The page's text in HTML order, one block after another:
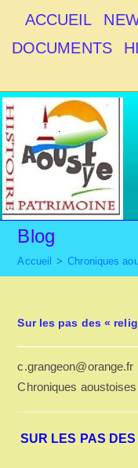
content
ACCUEIL
DOCUMENTS
Blog
Accueil > Chroniques
Sur les pas des «
Auteur/autrice
de
publication :
c.grangeon@orange.fr
Post
Chroniques aoustoises
SUR LES PAS